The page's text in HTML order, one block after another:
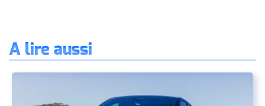
À lire aussi